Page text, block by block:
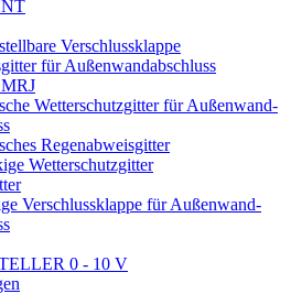
Verschlussklappe
für Außenwandabschluss
Wetterschutzgitter für Außenwand-
Regenabweisgitter
Wetterschutzgitter
Verschlussklappe für Außenwand-
0 - 10 V